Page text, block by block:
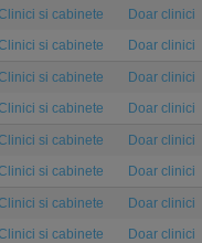
si cabinete Doar clinici
si cabinete Doar clinici
si cabinete Doar clinici
si cabinete Doar clinici
si cabinete Doar clinici
si cabinete Doar clinici
si cabinete Doar clinici
si cabinete Doar clinici